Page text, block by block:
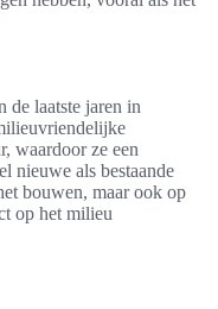
laatste jaren in
waardoor ze een
nieuwe als bestaande
bouwen, maar ook op
op het milieu